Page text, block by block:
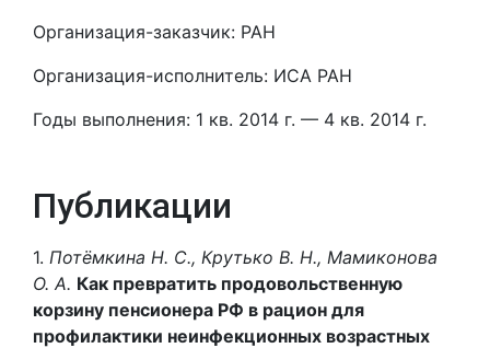
Организация-заказчик: РАН
Организация-исполнитель: ИСА РАН
Годы выполнения: 1 кв. 2014 г. — 4 кв. 2014 г.
Публикации
1. Потёмкина Н. С., Крутько В. Н., Мамиконова
О. А. Как превратить продовольственную
корзину пенсионера РФ в рацион для
профилактики неинфекционных возрастных